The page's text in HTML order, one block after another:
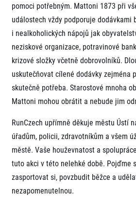
pomoci potřebným. Mattoni 1873 při
událostech vždy podporuje dodávkami
i nealkoholických nápojů jak
neziskové organizace, potravinové
krizové složky včetně dobrovolníků.
uskutečňovat cílené dodávky zejména
skutečně potřeba. Starostové mnoha
Mattoni mohou obrátit a nebude jim
RunCzech upřímně děkuje městu Ústí
úřadům, policii, zdravotníkům a všem
městě. Vaše houževnatost a
tuto akci v této nelehké době. Pojďme
zasportovat si, povzbudit běžce a
nezapomenutelnou.